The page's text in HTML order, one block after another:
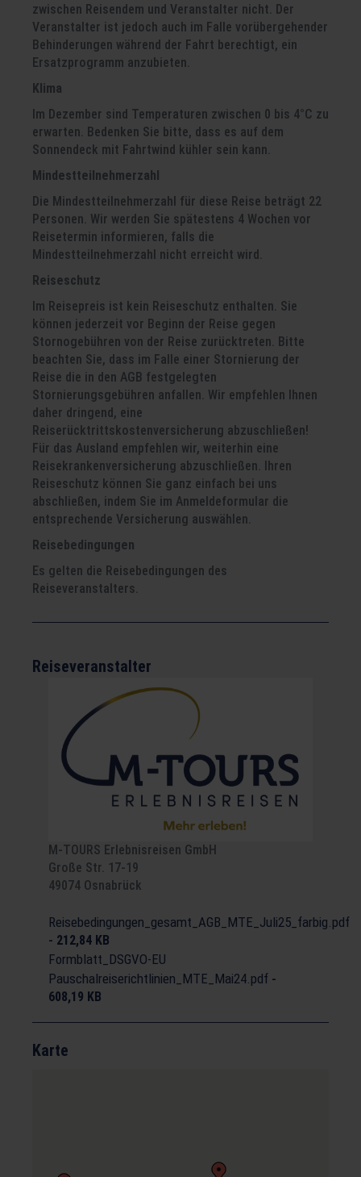
zwischen Reisendem und Veranstalter nicht. Der
Veranstalter ist jedoch auch im Falle vorübergehender
Behinderungen während der Fahrt berechtigt, ein
Ersatzprogramm anzubieten.
Klima
Im Dezember sind Temperaturen zwischen 0 bis 4°C zu
erwarten. Bedenken Sie bitte, dass es auf dem
Sonnendeck mit Fahrtwind kühler sein kann.
Mindestteilnehmerzahl
Die Mindestteilnehmerzahl für diese Reise beträgt 22
Personen. Wir werden Sie spätestens 4 Wochen vor
Reisetermin informieren, falls die
Mindestteilnehmerzahl nicht erreicht wird.
Reiseschutz
Im Reisepreis ist kein Reiseschutz enthalten. Sie
können jederzeit vor Beginn der Reise gegen
Stornogebühren von der Reise zurücktreten. Bitte
beachten Sie, dass im Falle einer Stornierung der
Reise die in den AGB festgelegten
Stornierungsgebühren anfallen. Wir empfehlen Ihnen
daher dringend, eine
Reiserücktrittskostenversicherung abzuschließen!
Für das Ausland empfehlen wir, weiterhin eine
Reisekrankenversicherung abzuschließen. Ihren
Reiseschutz können Sie ganz einfach bei uns
abschließen, indem Sie im Anmeldeformular die
entsprechende Versicherung auswählen.
Reisebedingungen
Es gelten die Reisebedingungen des
Reiseveranstalters.
Reiseveranstalter
M-TOURS Erlebnisreisen GmbH
Große Str. 17-19
49074 Osnabrück
Reisebedingungen_gesamt_AGB_MTE_Juli25_farbig.pdf
- 212,84 KB
Formblatt_DSGVO-EU
Pauschalreiserichtlinien_MTE_Mai24.pdf -
608,19 KB
Karte